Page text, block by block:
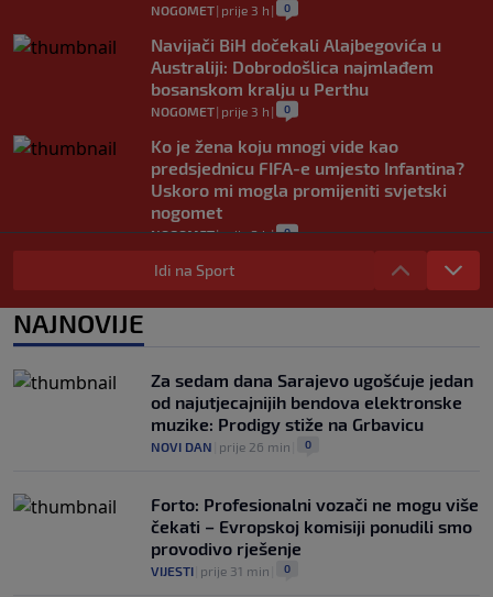
NOGOMET| prije 3 h | 0
Navijači BiH dočekali Alajbegovića u
Australiji: Dobrodošlica najmlađem
bosanskom kralju u Perthu
NOGOMET| prije 3 h | 0
Ko je žena koju mnogi vide kao
predsjednicu FIFA-e umjesto Infantina?
Uskoro mi mogla promijeniti svjetski
nogomet
NOGOMET|prije 3 h| 0
FIFA se izvinila svim svojim članicama
zbog FFE projekta: Ali rukovodstvo i
dalje podržava Infantina
Lionel Messi postigao dva gola u pobjedi
Inter Miamija i ispisao historiju Leagues
Cupa (VIDEO)
prije 4 h| 0
Idi na Sport
NAJNOVIJE
Za sedam dana Sarajevo ugošćuje jedan
od najutjecajnijih bendova elektronske
muzike: Prodigy stiže na Grbavicu
NOVI DAN prije 26 min 0
Forto: Profesionalni vozači ne mogu više
čekati – Evropskoj komisiji ponudili smo
provodivo rješenje
VIJESTI prije 31 min 0